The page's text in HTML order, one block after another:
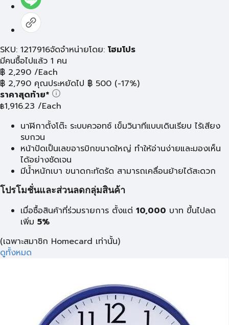
SKU: 1217916จัดจำหน่ายโดย: โฮมโปร
มีคนซื้อไปแล้ว 1 คน
฿ 2,290 /Each
฿ 2,790 คุณประหยัดไป ฿ 500 (-17%)
ราคาสุดท้าย*
฿1,916.23 /Each
นาฬิกาตั้งโต๊ะ ระบบควอทซ์ เข็มวินาทีแบบเดินเรียบ ไร้เสียง
รบกวน
หน้าปัดเป็นเลขอารบิกขนาดใหญ่ ทำให้อ่านง่ายและมองเห็น
ได้อย่างชัดเจน
มีน้ำหนักเบา ขนาดกะทัดรัด สามารถเคลื่อนย้ายได้สะดวก
โปรโมชั่นและส่วนลดกลุ่มสินค้า
เมื่อซื้อสินค้าที่ร่วมรายการ ตั้งแต่ 10,000 บาท ขึ้นไปลด
เพิ่ม 5%
(เฉพาะสมาชิก Homecard เท่านั้น)
ดูทั้งหมด